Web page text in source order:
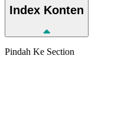
Index Konten
Pindah Ke Section